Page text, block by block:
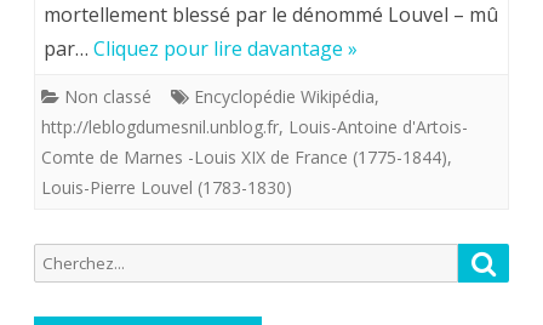
14
la
mortellement blessé par le dénommé Louvel – mû
par… Cliquez pour lire davantage »
Non classé Encyclopédie Wikipédia,
http://leblogdumesnil.unblog.fr, Louis-Antoine d'Artois-
Comte de Marnes -Louis XIX de France (1775-1844),
Louis-Pierre Louvel (1783-1830)
Recherche
pour: